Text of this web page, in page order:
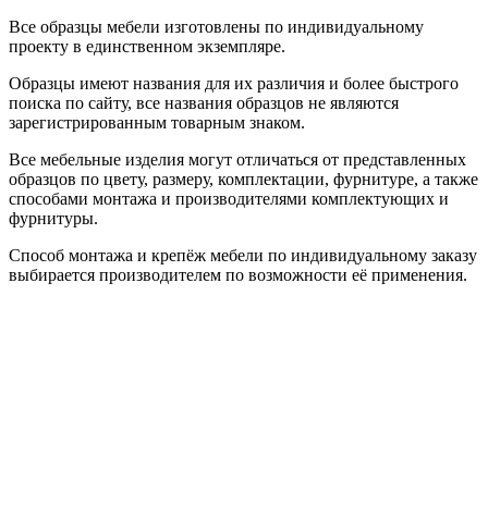
Все образцы мебели изготовлены по индивидуальному
проекту в единственном экземпляре.
Образцы имеют названия для их различия и более быстрого
поиска по сайту, все названия образцов не являются
зарегистрированным товарным знаком.
Все мебельные изделия могут отличаться от представленных
образцов по цвету, размеру, комплектации, фурнитуре, а также
способами монтажа и производителями комплектующих и
фурнитуры.
Способ монтажа и крепёж мебели по индивидуальному заказу
выбирается производителем по возможности её применения.